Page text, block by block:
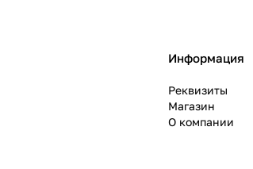
Информация
Реквизиты
Магазин
О компании